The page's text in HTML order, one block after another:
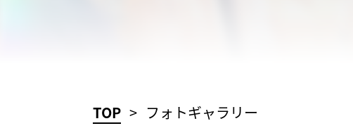
TOP フォトギャラリー